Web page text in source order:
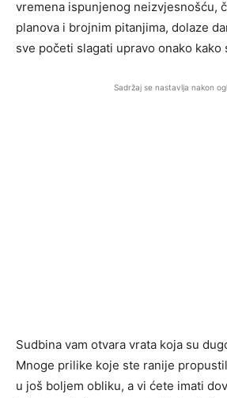
vremena ispunjenog neizvjesnošću,
planova i brojnim pitanjima, dolaze
sve početi slagati upravo onako
Sadržaj se nastavlja nakon
Sudbina vam otvara vrata koja su
Mnoge prilike koje ste ranije
u još boljem obliku, a vi ćete imati